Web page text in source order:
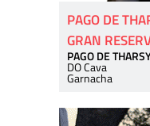
PAGO DE
GRAN
PAGO DE
DO Cava
Garnacha